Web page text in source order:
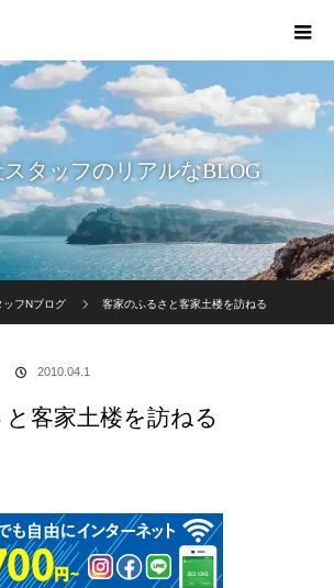
タッフのリアルなBLOG
ッフNブログ 客家のふるさと客家土楼を訪ねる
2010.04.1
客家土楼を訪ねる